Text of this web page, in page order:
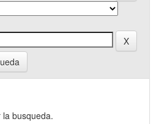
busqueda.